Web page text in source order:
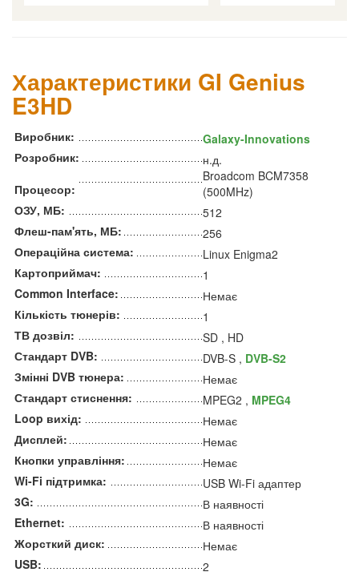
Характеристики GI Genius
E3HD
Виробник:
Galaxy-Innovations
Розробник:
н.д.
Процесор:
Broadcom BCM7358
(500MHz)
ОЗУ, МБ:
512
Флеш-пам'ять, МБ:
256
Операційна система:
Linux Enigma2
Картоприймач:
1
Common Interface:
Немає
Кількість тюнерів:
1
ТВ дозвіл:
SD , HD
Стандарт DVB:
DVB-S , DVB-S2
Змінні DVB тюнера:
Немає
Стандарт стиснення:
MPEG2 , MPEG4
Loop вихід:
Немає
Дисплей:
Немає
Кнопки управління:
Немає
Wi-Fi підтримка:
USB Wi-Fi адаптер
3G:
В наявності
Ethernet:
В наявності
Жорсткий диск:
Немає
USB:
2